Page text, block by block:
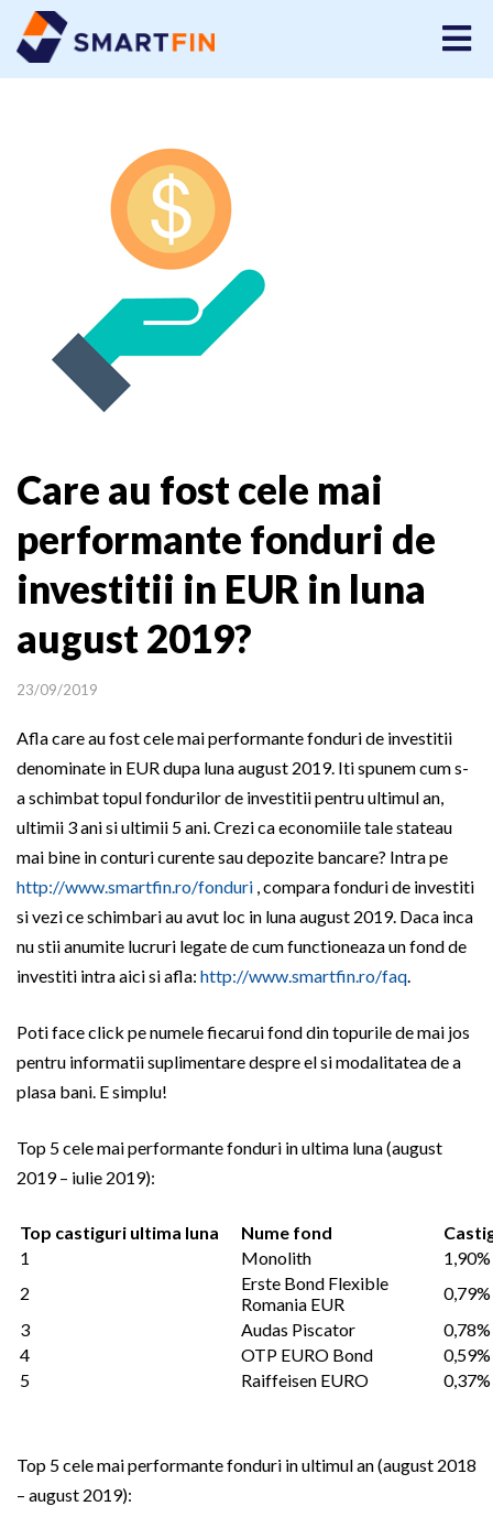
Care au fost cele mai
performante fonduri de
investitii in EUR in luna
august 2019?
23/09/2019
Afla care au fost cele mai performante fonduri de investitii
denominate in EUR dupa luna august 2019. Iti spunem cum s-
a schimbat topul fondurilor de investitii pentru ultimul an,
ultimii 3 ani si ultimii 5 ani. Crezi ca economiile tale stateau
mai bine in conturi curente sau depozite bancare? Intra pe
http://www.smartfin.ro/fonduri , compara fonduri de investiti
si vezi ce schimbari au avut loc in luna august 2019. Daca inca
nu stii anumite lucruri legate de cum functioneaza un fond de
investiti intra aici si afla: http://www.smartfin.ro/faq.
Poti face click pe numele fiecarui fond din topurile de mai jos
pentru informatii suplimentare despre el si modalitatea de a
plasa bani. E simplu!
Top 5 cele mai performante fonduri in ultima luna (august
2019 – iulie 2019):
Top castiguri ultima luna Nume fond
1
Monolith
1,90%
2
Erste Bond Flexible
Romania EUR
0,79%
3
Audas Piscator
0,78%
4
OTP EURO Bond
0,59%
5
Raiffeisen EURO 0,37%
Top 5 cele mai performante fonduri in ultimul an (august 2018
– august 2019):